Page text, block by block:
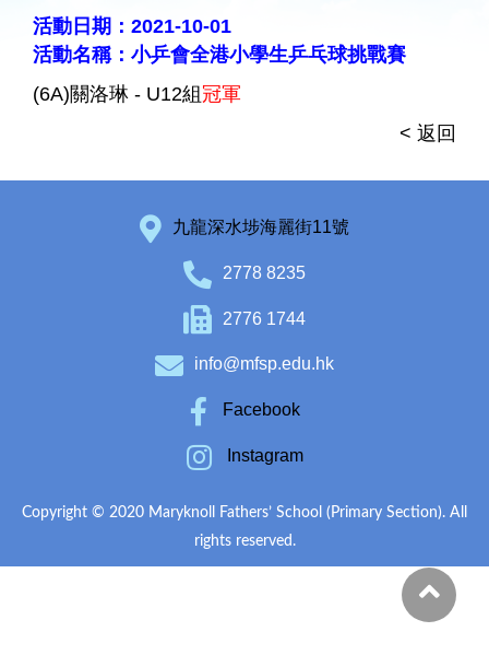
活動日期：2021-10-01
活動名稱：小乒會全港小學生乒乓球挑戰賽
(6A)關洛琳 - U12組 冠軍
< 返回
九龍深水埗海麗街11號
2778 8235
2776 1744
info@mfsp.edu.hk
Facebook
Instagram
Copyright © 2020 Maryknoll Fathers’ School (Primary Section). All
rights reserved.